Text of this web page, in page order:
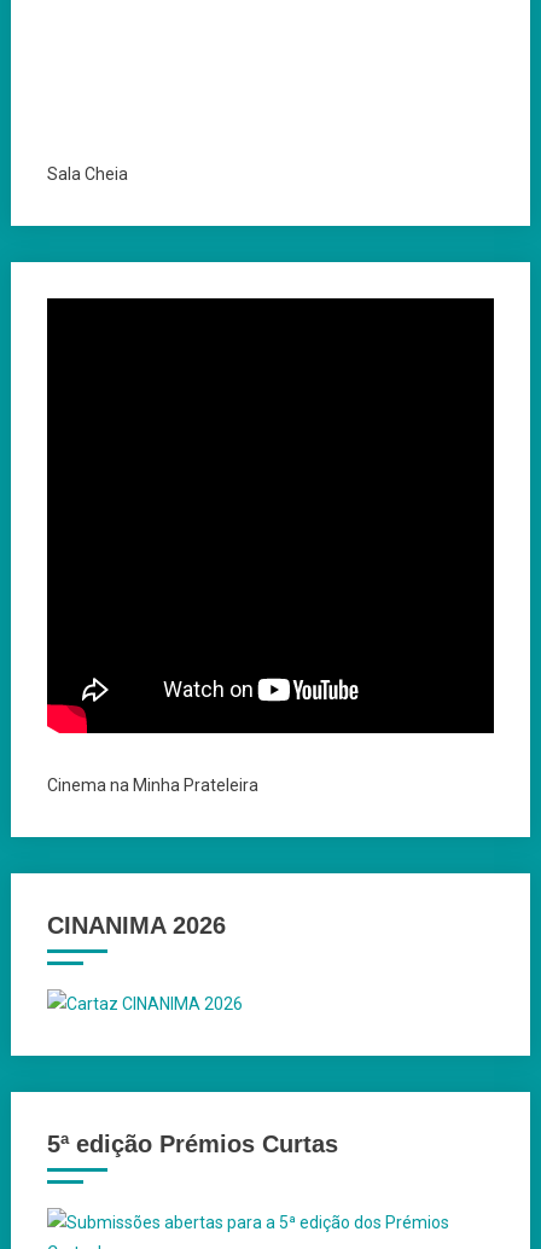
Sala Cheia
Cinema na Minha Prateleira
CINANIMA 2026
5ª edição Prémios Curtas